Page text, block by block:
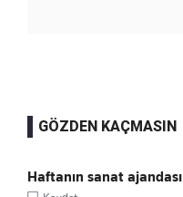
GÖZDEN KAÇMASIN
Haftanın sanat ajandası